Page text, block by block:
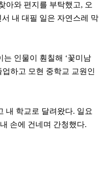
아와 편지를 부탁했고, 오
내 대필 일은 자연스레 막
인물이 훤칠해 ‘꽃미남
하고 모현 중학교 교원인
내 학교로 달려왔다. 일요
손에 건네며 간청했다.